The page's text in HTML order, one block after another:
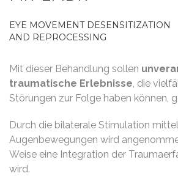
EYE MOVEMENT DESENSITIZATION
AND REPROCESSING
Mit dieser Behandlung sollen
traumatische Erlebnisse, die
Störungen zur Folge haben können,
Durch die bilaterale Stimulation
Augenbewegungen wird
Weise eine Integration der
wird.